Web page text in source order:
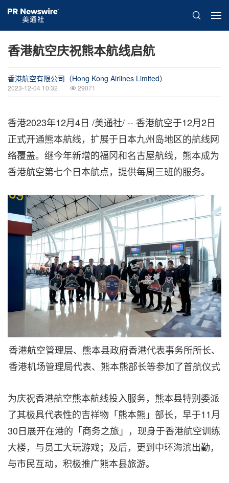
香港航空庆祝熊本航线启航
香港航空有限公司（Hong Kong Airlines Limited）
2023-12-04 10:32 29071
香港2023年12月4日 /美通社/ -- 香港航空于12月2日
正式开通熊本航线，扩展于日本九州岛地区的航线网
络覆盖。继今年新增的福冈和名古屋航线，熊本成为
香港航空第七个日本航点，提供每周三班的服务。
香港航空管理层、熊本县政府香港代表事务所所长、
香港机场管理局代表、熊本熊部长等参加了首航仪式
为庆祝香港航空熊本航线投入服务，熊本县特别委派
了其极具代表性的吉祥物「熊本熊」部长，早于11月
30日展开在港的「商务之旅」，现身于香港航空训练
大楼，与员工大玩游戏；及后，更到中环海滨出勤，
与市民互动，积极推广熊本县旅游。